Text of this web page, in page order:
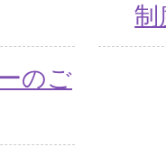
制
のご